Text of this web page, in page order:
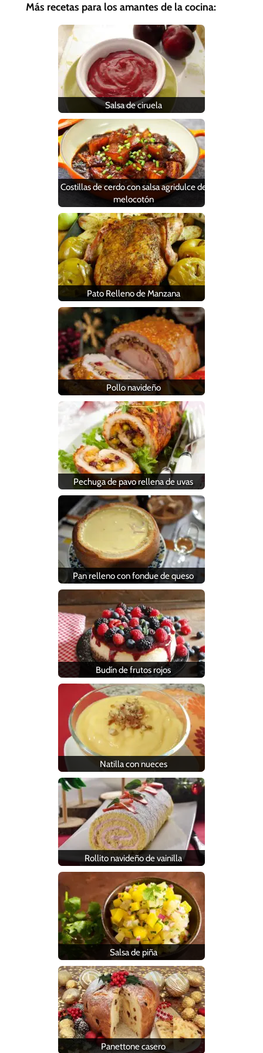
Más recetas para los amantes de la cocina:
Salsa de ciruela
Costillas de cerdo con salsa agridulce de
melocotón
Pato Relleno de Manzana
Pollo navideño
Pechuga de pavo rellena de uvas
Pan relleno con fondue de queso
Budín de frutos rojos
Natilla con nueces
Rollito navideño de vainilla
Salsa de piña
Panettone casero